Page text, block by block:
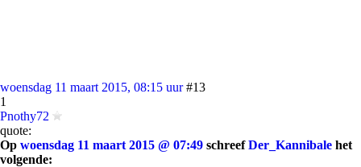
woensdag 11 maart 2015, 08:15 uur #13
1
Pnothy72
quote:
Op woensdag 11 maart 2015 @ 07:49 schreefDer_Kannibale het
volgende: